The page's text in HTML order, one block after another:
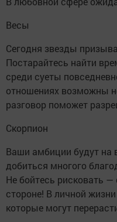
Весы
Сегодня звезды
Постарайтесь найти
среди суеты
отношениях возможны
разговор поможет
Скорпион
Ваши амбиции будут на
добиться многого
Не бойтесь рисковать
стороне! В личной
которые могут